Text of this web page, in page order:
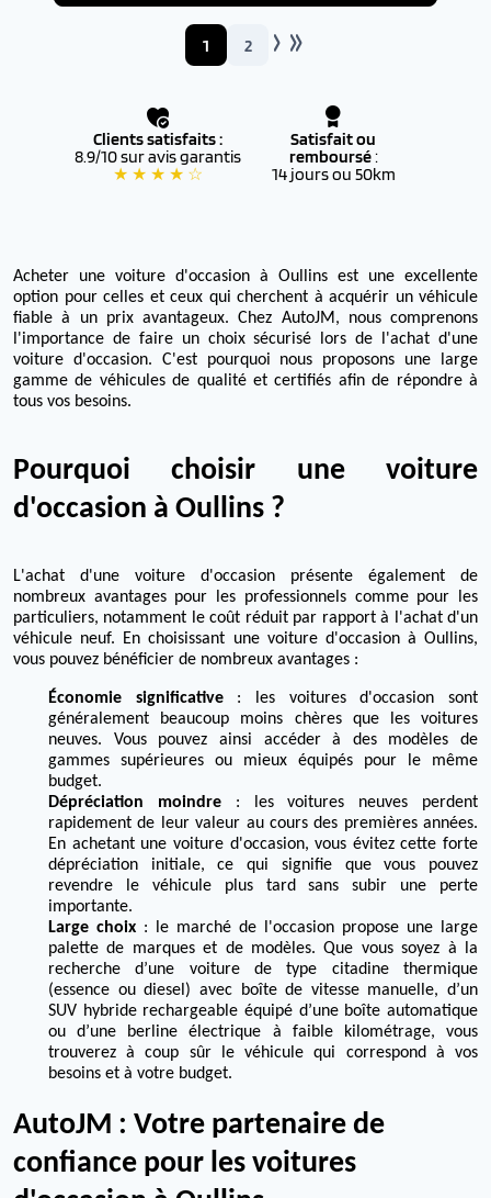
1 2
Clients satisfaits :
8.9/10 sur avis garantis
★ ★ ★ ★ ☆
Satisfait ou
remboursé:
14 jours ou 50km
Acheter une voiture d'occasion à Oullins est une excellente
option pour celles et ceux qui cherchent à acquérir un véhicule
fiable à un prix avantageux. Chez AutoJM, nous comprenons
l'importance de faire un choix sécurisé lors de l'achat d'une
voiture d'occasion. C'est pourquoi nous proposons une large
gamme de véhicules de qualité et certifiés afin de répondre à
tous vos besoins.
Pourquoi choisir une voiture
d'occasion à Oullins ?
L'achat d'une voiture d'occasion présente également de
nombreux avantages pour les professionnels comme pour les
particuliers, notamment le coût réduit par rapport à l'achat d'un
véhicule neuf. En choisissant une voiture d'occasion à Oullins,
vous pouvez bénéficier de nombreux avantages :
Économie significative: les voitures d'occasion sont
généralement beaucoup moins chères que les voitures
neuves. Vous pouvez ainsi accéder à des modèles de
gammes supérieures ou mieux équipés pour le même
budget.
Dépréciation moindre: les voitures neuves perdent
rapidement de leur valeur au cours des premières années.
En achetant une voiture d'occasion, vous évitez cette forte
dépréciation initiale, ce qui signifie que vous pouvez
revendre le véhicule plus tard sans subir une perte
importante.
Large choix : le marché de l'occasion propose une large
palette de marques et de modèles. Que vous soyez à la
recherche d’une voiture de type citadine thermique
(essence ou diesel) avec boîte de vitesse manuelle, d’un
SUV hybride rechargeable équipé d’une boîte automatique
ou d’une berline électrique à faible kilométrage, vous
trouverez à coup sûr le véhicule qui correspond à vos
besoins et à votre budget.
AutoJM : Votre partenaire de
confiance pour les voitures